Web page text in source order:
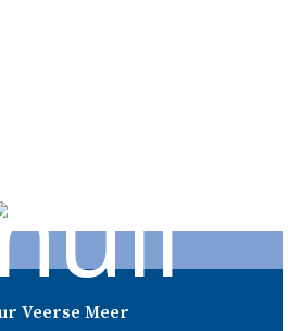
Veerse Meer
Veerse Meer
17 eilanden waarvan er 12